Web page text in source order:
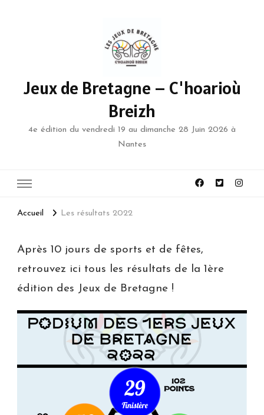
Jeux de Bretagne – C'hoarioù
Breizh
4e édition du vendredi 19 au dimanche 28 Juin 2026 à
Nantes
Accueil Les résultats 2022
Après 10 jours de sports et de fêtes,
retrouvez ici tous les résultats de la 1ère
édition des Jeux de Bretagne !